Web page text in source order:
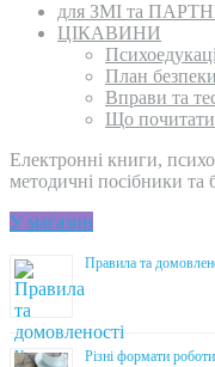
для ЗМІ та
ЦІКАВИНИ
План
Вправи та
Що
Електронні книги,
методичні посібники та
У магазин
Правила та
Різні формати